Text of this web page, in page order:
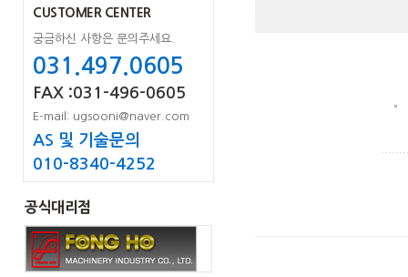
CUSTOMER CENTER
궁금하신 사항은 문의주세요.
031.497.0605
FAX :031-496-0605
E-mail: ugsooni@naver.com
AS 및 기술문의
010-8340-4252
공식대리점